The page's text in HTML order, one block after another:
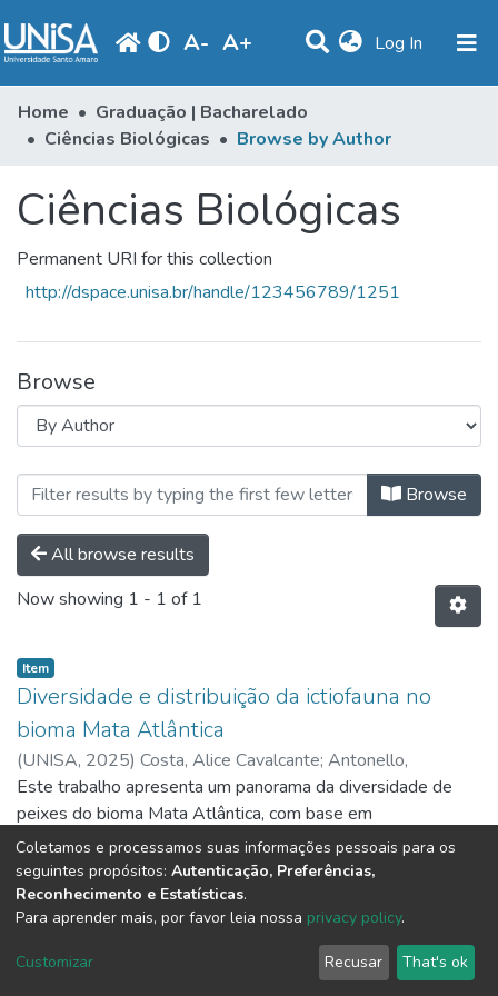
A- A+ Log In (current)
Communities & Collections
Produção Docente
Periodicals
Home
Graduação | Bacharelado
Ciências Biológicas
Browse by Author
Ciências Biológicas
Permanent URI for this collection
http://dspace.unisa.br/handle/123456789/1251
Browse
Browsing Ciências Biológicas by
Browse
All browse results
Now showing 1 - 1 of 1
Item
Diversidade e distribuição da ictiofauna no
bioma Mata Atlântica
(UNISA, 2025) Costa, Alice Cavalcante; Antonello,
Jaqueline Alves de Lucena
Este trabalho apresenta um panorama da diversidade de
peixes do bioma Mata Atlântica, com base em
levantamento bibliográfico. Reconhecida como um dos
biomas mais ricos em biodiversidade e, simultaneamente,
um dos mais ameaçados do planeta, a Mata Atlântica abriga
uma ampla variedade de ambientes aquáticos que
sustentam uma ictiofauna de água doce altamente diversa e
marcada por elevados índices de endemismo. Apesar de
Show more
DSpace software copyright © 2002-2026 LYRASIS
Send Feedback
Coletamos e processamos suas informações pessoais para os
seguintes propósitos: Autenticação, Preferências,
Reconhecimento e Estatísticas.
Para aprender mais, por favor leia nossa privacy policy.
Customizar Recusar That's ok